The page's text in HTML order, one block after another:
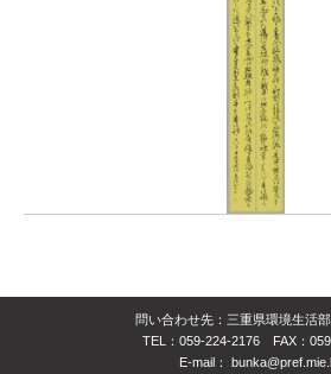
問い合わせ先：三重県環境生活
TEL：059-224-2176 FAX：
E-mail：